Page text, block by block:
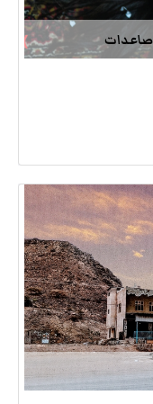
صاعدات